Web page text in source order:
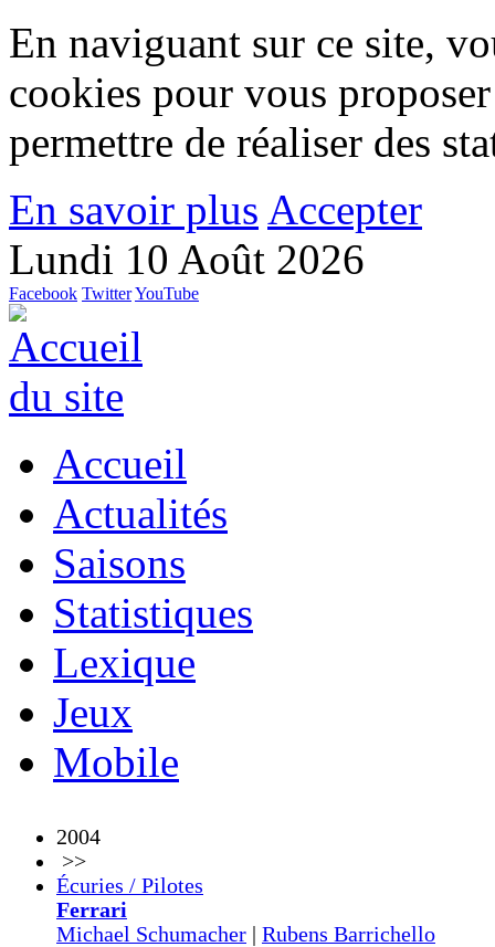
En naviguant sur ce site,
cookies pour vous
permettre de réaliser des
En savoir plus Accepter
Lundi 10 Août 2026
Facebook TwitterYouTube
Accueil
Actualités
Saisons
Statistiques
Lexique
Jeux
Mobile
2004
>>
Écuries / Pilotes
Ferrari
Michael Schumacher
Rubens Barrichello